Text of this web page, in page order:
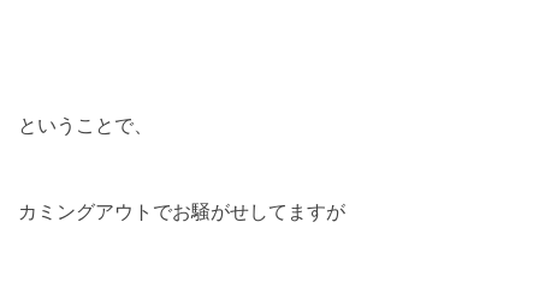
ということで、
カミングアウトでお騒がせしてますが